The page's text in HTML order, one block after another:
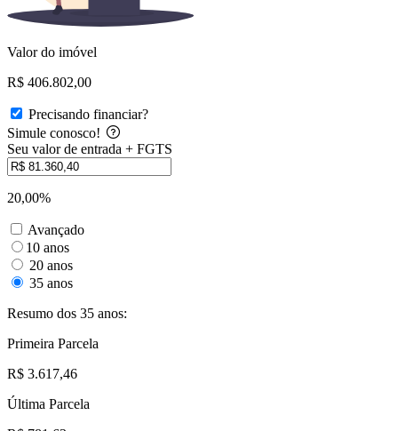
Valor do imóvel
R$ 406.802,00
Precisando financiar?
Simule conosco!
Seu valor de entrada + FGTS
20,00%
Avançado
10 anos
20 anos
35 anos
Resumo dos 35 anos:
Primeira Parcela
R$ 3.617,46
Última Parcela